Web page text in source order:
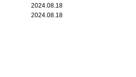
2024.08.18
2024.08.18